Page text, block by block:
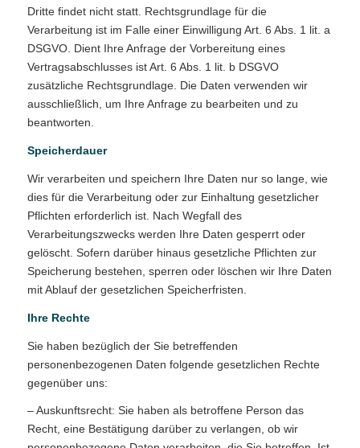
Dritte findet nicht statt. Rechtsgrundlage für die
Verarbeitung ist im Falle einer Einwilligung Art. 6 Abs. 1 lit. a
DSGVO. Dient Ihre Anfrage der Vorbereitung eines
Vertragsabschlusses ist Art. 6 Abs. 1 lit. b DSGVO
zusätzliche Rechtsgrundlage. Die Daten verwenden wir
ausschließlich, um Ihre Anfrage zu bearbeiten und zu
beantworten.
Speicherdauer
Wir verarbeiten und speichern Ihre Daten nur so lange, wie
dies für die Verarbeitung oder zur Einhaltung gesetzlicher
Pflichten erforderlich ist. Nach Wegfall des
Verarbeitungszwecks werden Ihre Daten gesperrt oder
gelöscht. Sofern darüber hinaus gesetzliche Pflichten zur
Speicherung bestehen, sperren oder löschen wir Ihre Daten
mit Ablauf der gesetzlichen Speicherfristen.
Ihre Rechte
Sie haben bezüglich der Sie betreffenden
personenbezogenen Daten folgende gesetzlichen Rechte
gegenüber uns:
– Auskunftsrecht: Sie haben als betroffene Person das
Recht, eine Bestätigung darüber zu verlangen, ob wir